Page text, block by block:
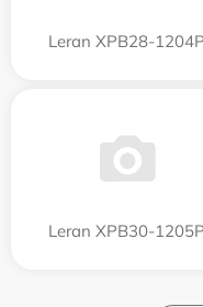
Leran XPB28-1204P
Leran XPB30-1205P